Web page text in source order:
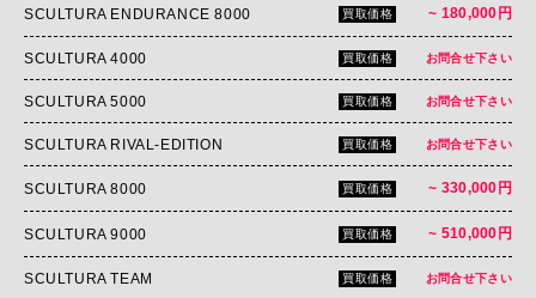
SCULTURA ENDURANCE 8000 買取価格 ~ 180,000円
SCULTURA 4000 買取価格 お問合せ下さい
SCULTURA 5000 買取価格 お問合せ下さい
SCULTURA RIVAL-EDITION 買取価格 お問合せ下さい
SCULTURA 8000 買取価格 ~ 330,000円
SCULTURA 9000 買取価格 ~ 510,000円
SCULTURA TEAM 買取価格 お問合せ下さい